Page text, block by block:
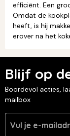
efficiënt. Een
Omdat de
heeft, is hij
erover na het
Blijf op
Boordevol acties,
mailbox